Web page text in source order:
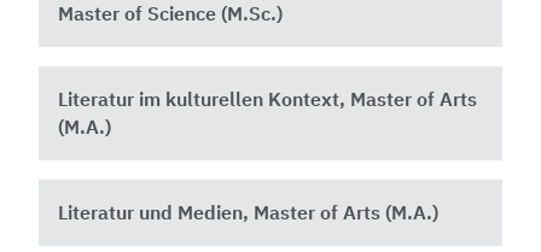
Master of Science (M.Sc.)
Literatur im kulturellen Kontext, Master of Arts
(M.A.)
Literatur und Medien, Master of Arts (M.A.)